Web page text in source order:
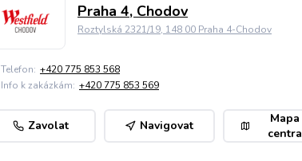
Praha 4, Chodov
Roztylská 2321/19, 148 00 Praha 4-Chodov
Telefon: +420 775 853 568
Info k zakázkám: +420 775 853 569
Zavolat Navigovat
Mapa
centra